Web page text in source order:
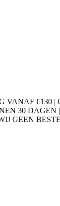
VANAF €130 |
30 DAGEN
GEEN